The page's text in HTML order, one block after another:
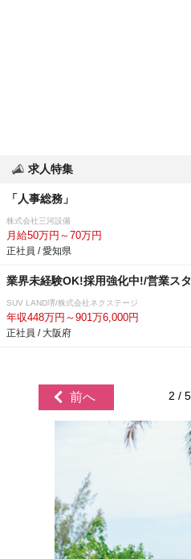
求人特集
「人事総務」
株式会社三河設備
月給50万円～70万円
正社員 / 愛知県
業界未経験OK!採用強化中!/営業ス
SUV LAND堺/株式会社ネクステージ
年収448万円～901万6,000円
正社員 / 大阪府
前へ 2 / 5